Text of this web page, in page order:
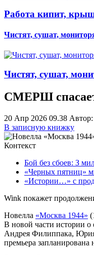
Работа кипит,
Чистят, сушат,
Чистят, сушат,
СМЕРШ
20 Апр 2026 09.38 Автор:
В записную книжку
Контекст
Бой без сбоев: З
«Черных пятниц»
«Истории…» с
Wink покажет
Новелла «Москва 1944»
В новой части истории о
Андрея Филиппака,
премьера